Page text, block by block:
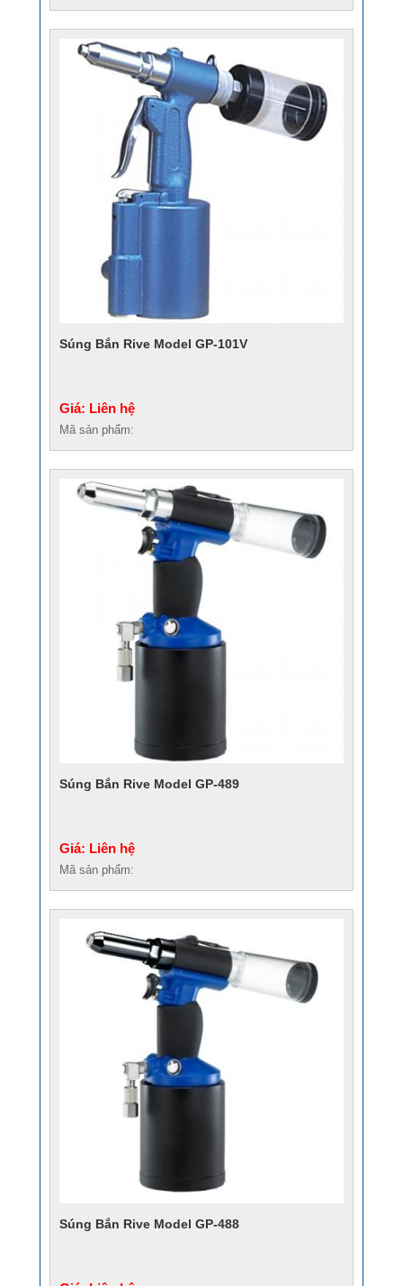
Súng Bắn Rive Model GP-101V
Giá: Liên hệ
Mã sản phẩm:
Súng Bắn Rive Model GP-489
Giá: Liên hệ
Mã sản phẩm:
Súng Bắn Rive Model GP-488